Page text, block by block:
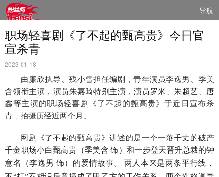
导航
职场轻喜剧《了不起的甄高贵》今日官
宣杀青
2023-01-18
由 廉欣执导、残小雪担任编剧 ，青年演员李逸男、季美
含领衔主演 ， 演员朱嘉琦特别 主演 ， 演员罗米 、朱超艺、唐
鑫等主演的职场轻喜剧《了不起的甄高贵》于近日 宣布杀
青，拍摄历经近两个月 。
网剧 《了不起的甄高贵》 讲述的是一个一落千丈的破产
千金职场小白甄高贵 （季美含 饰）和一步登天晋升总裁的钟
意名
（李逸男 饰） 的爱情故事。 两人 本来是两条平行线，